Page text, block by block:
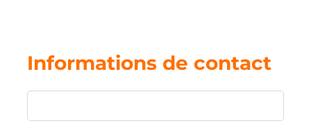
Informations de contact